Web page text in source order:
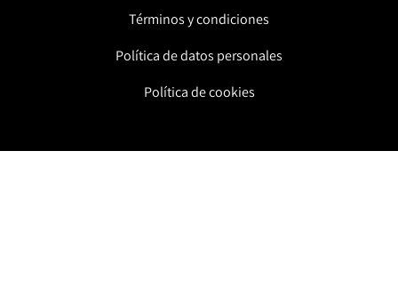
Términos y condiciones
Política de datos personales
Política de cookies